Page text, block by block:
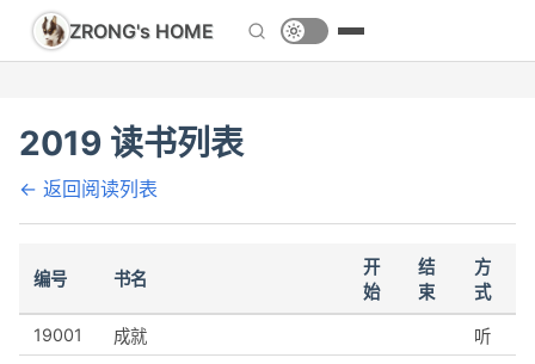
ZRONG's HOME
2019 读书列表
← 返回阅读列表
编号 书名
开
始
结
束
方
式
19001 成就
听